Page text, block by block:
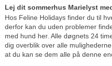
Lej dit sommerhus Marielyst
Hos Feline Holidays finder du til
derfor kan du uden problemer
med hund her. Alle døgnets 24
dig overblik over alle
at du kan se dem alle på denne